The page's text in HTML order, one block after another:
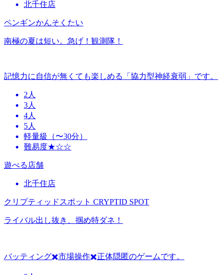
北千住店
ペンギンかんそくたい
南極の夏は短い。急げ！観測隊！
記憶力に自信が無くても楽しめる「協力型神経衰弱」です。
2人
3人
4人
5人
軽量級（〜30分）
難易度★☆☆
遊べる店舗
北千住店
クリプティッドスポット CRYPTID SPOT
ライバル出し抜き、掴め特ダネ！
バッティング✖️市場操作✖️正体隠匿のゲームです。